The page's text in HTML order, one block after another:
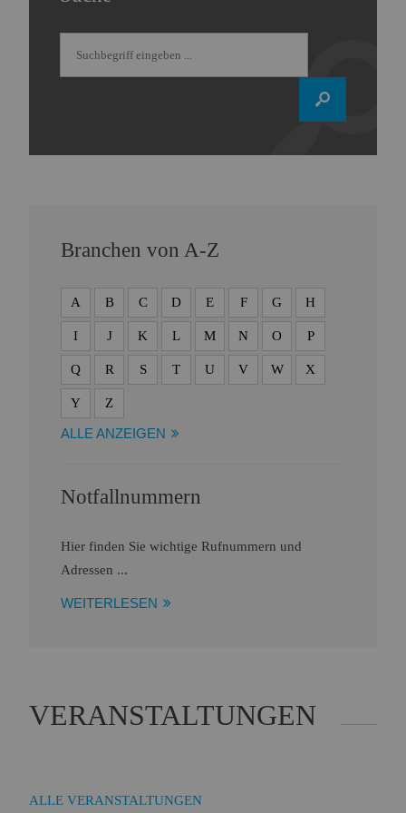
Branchen von A-Z
A B C D E F G H
I J K L M N O P
Q R S T U V W X
Y Z
ALLE ANZEIGEN
Notfallnummern
Hier finden Sie wichtige Rufnummern und
Adressen ...
WEITERLESEN
VERANSTALTUNGEN
ALLE VERANSTALTUNGEN